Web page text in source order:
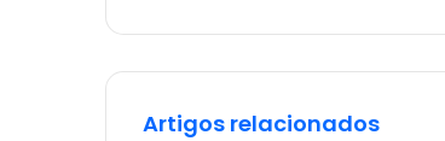
Artigos relacionados